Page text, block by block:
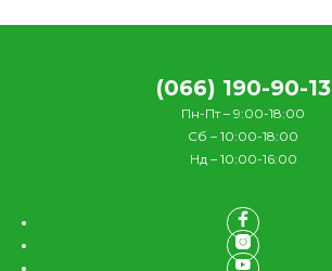
(066) 190-90-13
Пн-Пт – 9:00-18:00
Сб – 10:00-18:00
Нд – 10:00-16:00